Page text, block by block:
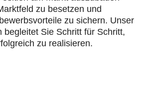
zu besetzen und
zu sichern. Unser
begleitet Sie Schritt für Schritt,
zu realisieren.